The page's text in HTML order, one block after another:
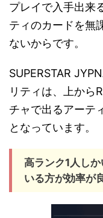
プレイで入手出来
ティのカードを無
ないからです。
SUPERSTAR
リティは、上から
チャで出るアーテ
となっています。
高ランク1人し
いる方が効率が